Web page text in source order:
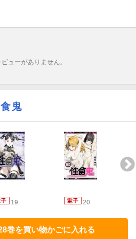
ビューがありません。
鬼
19 20
巻を買い物かごに入れる